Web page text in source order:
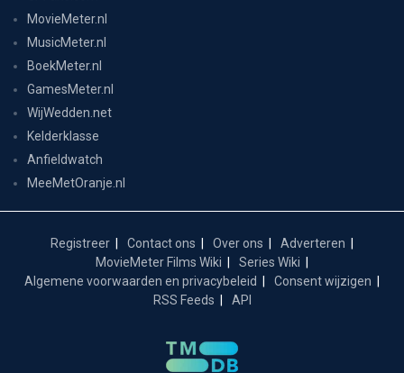
MovieMeter.nl
MusicMeter.nl
BoekMeter.nl
GamesMeter.nl
WijWedden.net
Kelderklasse
Anfieldwatch
MeeMetOranje.nl
Registreer Contact ons Over ons
Adverteren
MovieMeter Films Wiki
Series Wiki
Algemene voorwaarden en privacybeleid
Consent wijzigen
RSS Feeds
API